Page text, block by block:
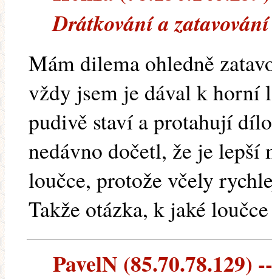
Drátkování a
Mám dilema ohledně
vždy jsem je dával k horní
pudivě staví a protahují
nedávno dočetl, že je
loučce, protože včely
Takže otázka, k jaké
PavelN (85.70.78.129)